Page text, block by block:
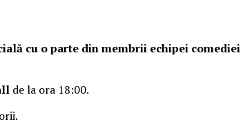
cu o parte din membrii echipei
de la ora 18:00.